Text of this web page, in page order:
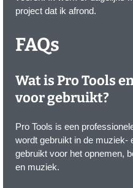
project dat ik afrond.
FAQs
Wat is Pro Tools
voor gebruikt?
Pro Tools is een
wordt gebruikt in de muziek-
gebruikt voor het opnemen,
en muziek.